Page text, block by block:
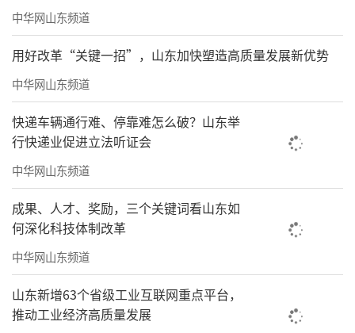
可以通过微信线上挂号
报告查询
就诊完后还可以AI健康评估
“让数据多跑路，让村民少跑腿。”
中华网山东频道
用好改革“关键一招”，山东加快塑造高质量发展新优势
中华网山东频道
快递车辆通行难、停靠难怎么破？山东举
行快递业促进立法听证会
中华网山东频道
成果、人才、奖励，三个关键词看山东如
何深化科技体制改革
中华网山东频道
山东新增63个省级工业互联网重点平台，
推动工业经济高质量发展